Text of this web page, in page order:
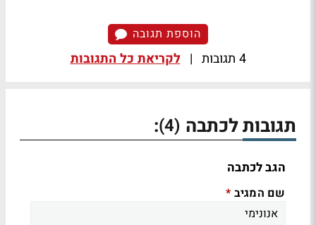
הוספת תגובה
4 תגובות | לקריאת כל התגובות
תגובות לכתבה (4)
:
הגב לכתבה
שם המגיב *